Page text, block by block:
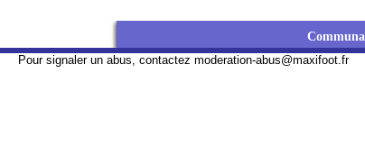
Pour signaler un abus, contactez moderation-abus@maxifoot.fr